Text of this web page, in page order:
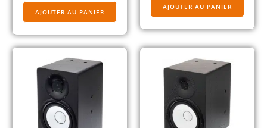
AJOUTER AU PANIER
AJOUTER AU PANIER